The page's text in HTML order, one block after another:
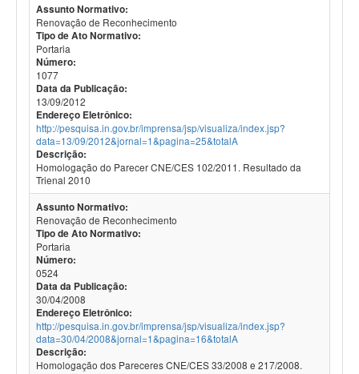
Assunto Normativo:
Renovação de Reconhecimento
Tipo de Ato Normativo:
Portaria
Número:
1077
Data da Publicação:
13/09/2012
Endereço Eletrônico:
http://pesquisa.in.gov.br/imprensa/jsp/visualiza/index.jsp?
data=13/09/2012&jornal=1&pagina=25&totalA
Descrição:
Homologação do Parecer CNE/CES 102/2011. Resultado da
Trienal 2010
Assunto Normativo:
Renovação de Reconhecimento
Tipo de Ato Normativo:
Portaria
Número:
0524
Data da Publicação:
30/04/2008
Endereço Eletrônico:
http://pesquisa.in.gov.br/imprensa/jsp/visualiza/index.jsp?
data=30/04/2008&jornal=1&pagina=16&totalA
Descrição:
Homologação dos Pareceres CNE/CES 33/2008 e 217/2008.